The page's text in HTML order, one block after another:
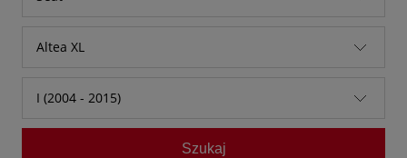
Baic
Bestune
Altea XL
I (2004 - 2015)
I (2004 - 2015)
Szukaj